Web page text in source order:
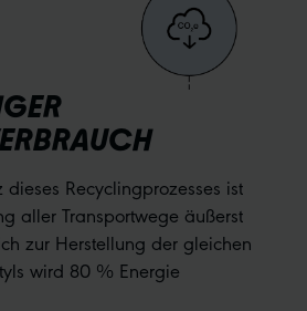
Recyclingprozesses ist
aller Transportwege äußerst
zur Herstellung der gleichen
wird 80 % Energie